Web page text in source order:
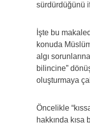
sürdürdüğünü
İşte bu
konuda
algı
bilincine”
oluşturmaya
Öncelikle
hakkında kısa